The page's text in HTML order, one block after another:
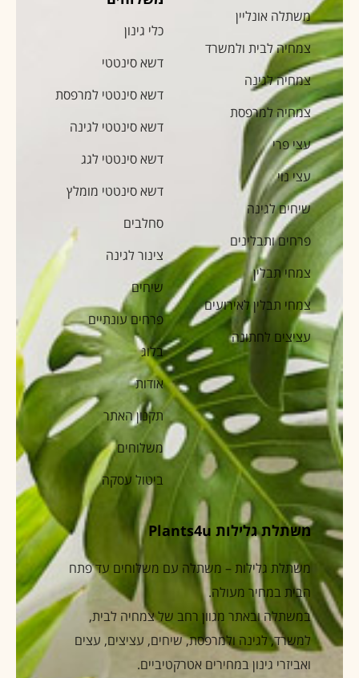
משתלה אונליין
צמחיה לבית ולמשרד
צמחיה לגינה
צמחיה למרפסת
עצי פרי
עצי נוי
שיחים לגינה
פרחים ותבלינים
צמחי תבלין
צמחי תבלין לאירועים
עציצים לחתונה
כלי גינון
דשא סינטטי
דשא סינטטי למרפסת
דשא סינטטי לגינה
דשא סינטטי לגג
דשא סינטטי מומלץ
סחלבים
צינור לגינה
שיחים
פרחים עונתיים
בלוג
אודות
תקנון האתר
משלוחים
ביטול עסקה
משתלת גלילות Plants4u
משתלת גלילות – משתלה עם משלוחים עד פתח
הבית במחיר מעולה.
במשתלה ובאתר מגוון רחב של צמחיה לבית,
למשרד, לגינה ולמרפסת, שיחים, עציצים, עצים
ואביזרי גינון במחירים אטרקטיביים.